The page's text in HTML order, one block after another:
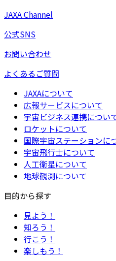
JAXA Channel
公式SNS
お問い合わせ
よくあるご質問
JAXAについて
広報サービスについて
宇宙ビジネス連携につい
ロケットについて
国際宇宙ステーションに
宇宙飛行士について
人工衛星について
地球観測について
目的から探す
見よう！
知ろう！
行こう！
楽しもう！